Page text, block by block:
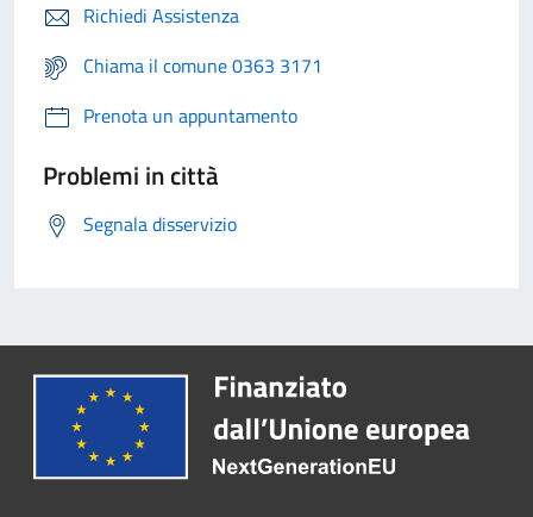
Richiedi Assistenza
Chiama il comune 0363 3171
Prenota un appuntamento
Problemi in città
Segnala disservizio